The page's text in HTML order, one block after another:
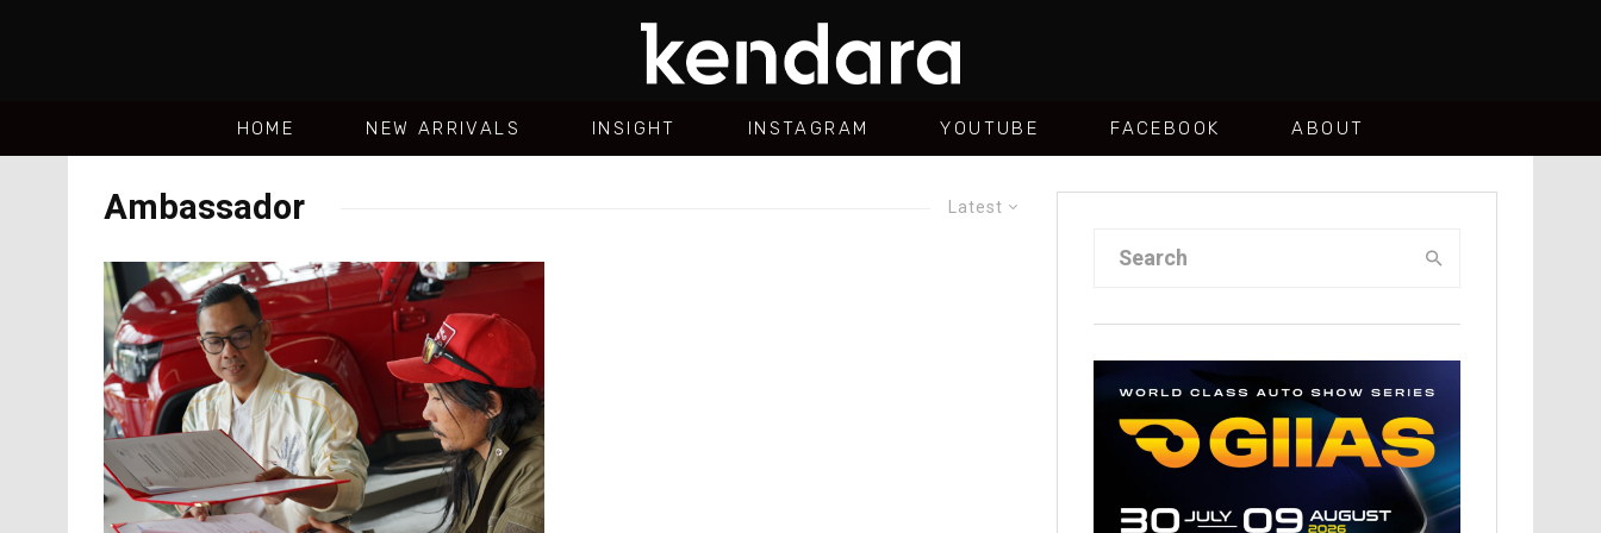
HOME NEW ARRIVALS INSIGHT INSTAGRAM YOUTUBE FACEBOOK ABOUT
Latest
Ambassador